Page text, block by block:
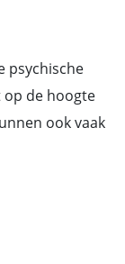
psychische
op de hoogte
ook vaak